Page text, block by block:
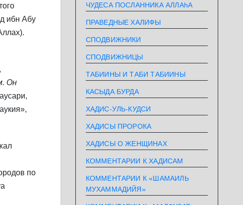
ибн Абу
Он
по
ЧУДЕСА ПОСЛАННИКА АЛЛАhА
ПРАВЕДНЫЕ ХАЛИФЫ
СПОДВИЖНИКИ
СПОДВИЖНИЦЫ
ТАБИИНЫ И ТАБИ ТАБИИНЫ
КАСЫДА БУРДА
ХАДИС-УЛЬ-КУДСИ
ХАДИСЫ ПРОРОКА
ХАДИСЫ О ЖЕНЩИНАХ
КОММЕНТАРИИ К ХАДИСАМ
КОММЕНТАРИИ К «ШАМАИЛЬ
МУХАММАДИЙЯ»